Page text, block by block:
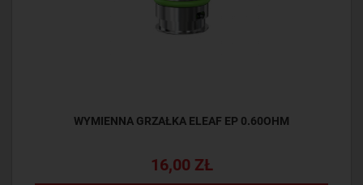
WYMIENNA GRZAŁKA ELEAF EP 0.60OHM
16,00 ZŁ